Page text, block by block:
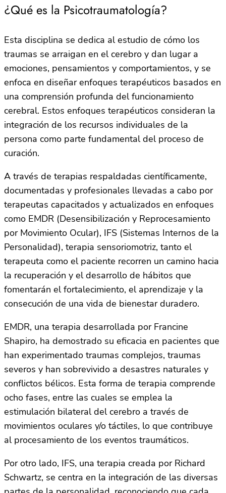
¿Qué es la Psicotraumatología?
Esta disciplina se dedica al estudio de cómo los
traumas se arraigan en el cerebro y dan lugar a
emociones, pensamientos y comportamientos, y se
enfoca en diseñar enfoques terapéuticos basados en
una comprensión profunda del funcionamiento
cerebral. Estos enfoques terapéuticos consideran la
integración de los recursos individuales de la
persona como parte fundamental del proceso de
curación.
A través de terapias respaldadas científicamente,
documentadas y profesionales llevadas a cabo por
terapeutas capacitados y actualizados en enfoques
como EMDR (Desensibilización y Reprocesamiento
por Movimiento Ocular), IFS (Sistemas Internos de la
Personalidad), terapia sensoriomotriz, tanto el
terapeuta como el paciente recorren un camino hacia
la recuperación y el desarrollo de hábitos que
fomentarán el fortalecimiento, el aprendizaje y la
consecución de una vida de bienestar duradero.
EMDR, una terapia desarrollada por Francine
Shapiro, ha demostrado su eficacia en pacientes que
han experimentado traumas complejos, traumas
severos y han sobrevivido a desastres naturales y
conflictos bélicos. Esta forma de terapia comprende
ocho fases, entre las cuales se emplea la
estimulación bilateral del cerebro a través de
movimientos oculares y/o táctiles, lo que contribuye
al procesamiento de los eventos traumáticos.
Por otro lado, IFS, una terapia creada por Richard
Schwartz, se centra en la integración de las diversas